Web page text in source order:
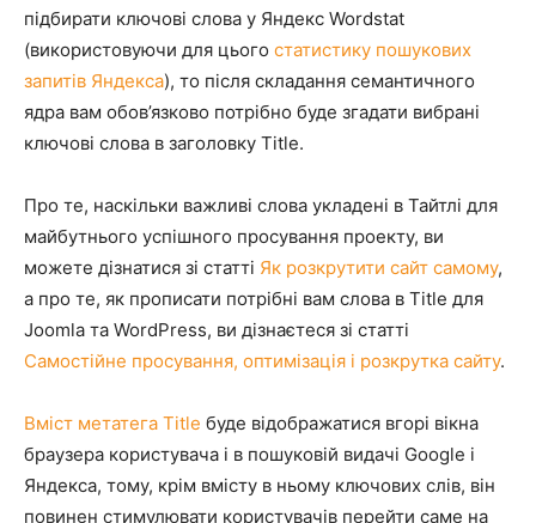
підбирати ключові слова у Яндекс Wordstat
(використовуючи для цього статистику пошукових
запитів Яндекса), то після складання семантичного
ядра вам обов’язково потрібно буде згадати вибрані
ключові слова в заголовку Title.
Про те, наскільки важливі слова укладені в Тайтлі для
майбутнього успішного просування проекту, ви
можете дізнатися зі статті Як розкрутити сайт самому,
а про те, як прописати потрібні вам слова в Title для
Joomla та WordPress, ви дізнаєтеся зі статті
Самостійне просування, оптимізація і розкрутка сайту.
Вміст метатега Title буде відображатися вгорі вікна
браузера користувача і в пошуковій видачі Google і
Яндекса, тому, крім вмісту в ньому ключових слів, він
повинен стимулювати користувачів перейти саме на